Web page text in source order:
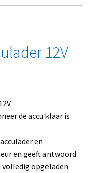
12V
de accu klaar is
en
en geeft antwoord
volledig opgeladen